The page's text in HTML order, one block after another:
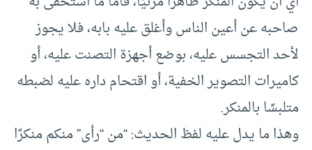
صاحبه عن أعين الناس وأغلق عليه بابه، فلا يجوز
لأحد التجسس عليه، بوضع أجهزة التصنت عليه، أو
كاميرات التصوير الخفية، أو اقتحام داره عليه لضبطه
متلبسًا بالمنكر.
وهذا ما يدل عليه لفظ الحديث: “من “رأى” منكم منكرًا